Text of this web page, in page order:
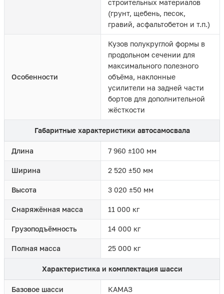
строительных материалов
(грунт, щебень, песок,
гравий, асфальтобетон и т.п.)
Особенности
Кузов полукруглой формы в
продольном сечении для
максимального полезного
объёма, наклонные
усилители на задней части
бортов для дополнительной
жёсткости
Габаритные характеристики автосамосвала
Длина 7 960 ±100 мм
Ширина 2 520 ±50 мм
Высота 3 020 ±50 мм
Снаряжённая масса 11 000 кг
Грузоподъёмность 14 000 кг
Полная масса 25 000 кг
Характеристика и комплектация шасси
Базовое шасси КАМАЗ